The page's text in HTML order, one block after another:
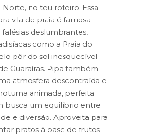
Norte, no teu roteiro. Essa
vila de praia é famosa
falésias deslumbrantes,
como a Praia do
pôr do sol inesquecível
Guaraíras. Pipa também
atmosfera descontraída e
animada, perfeita
busca um equilíbrio entre
e diversão. Aproveita para
pratos à base de frutos